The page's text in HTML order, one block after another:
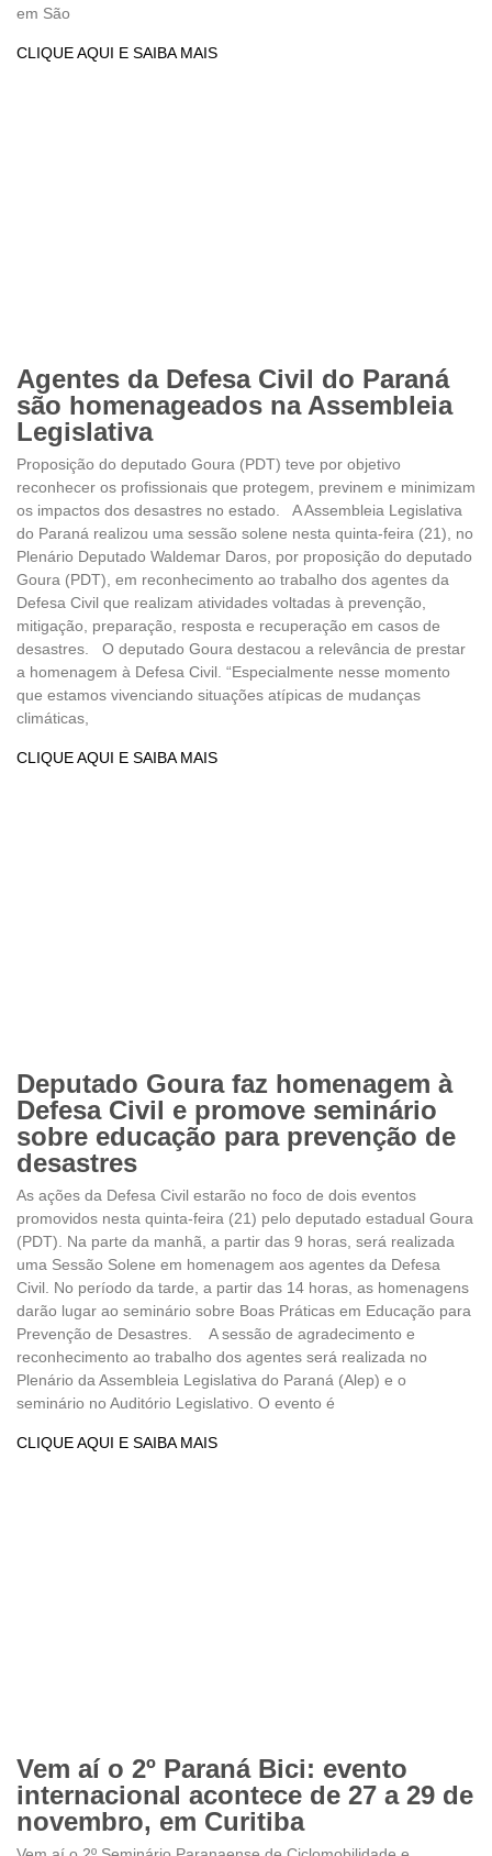
em São
CLIQUE AQUI E SAIBA MAIS
Agentes da Defesa Civil do Paraná
são homenageados na Assembleia
Legislativa
Proposição do deputado Goura (PDT) teve por objetivo
reconhecer os profissionais que protegem, previnem e minimizam
os impactos dos desastres no estado. A Assembleia Legislativa
do Paraná realizou uma sessão solene nesta quinta-feira (21), no
Plenário Deputado Waldemar Daros, por proposição do deputado
Goura (PDT), em reconhecimento ao trabalho dos agentes da
Defesa Civil que realizam atividades voltadas à prevenção,
mitigação, preparação, resposta e recuperação em casos de
desastres. O deputado Goura destacou a relevância de prestar
a homenagem à Defesa Civil. “Especialmente nesse momento
que estamos vivenciando situações atípicas de mudanças
climáticas,
CLIQUE AQUI E SAIBA MAIS
Deputado Goura faz homenagem à
Defesa Civil e promove seminário
sobre educação para prevenção de
desastres
As ações da Defesa Civil estarão no foco de dois eventos
promovidos nesta quinta-feira (21) pelo deputado estadual Goura
(PDT). Na parte da manhã, a partir das 9 horas, será realizada
uma Sessão Solene em homenagem aos agentes da Defesa
Civil. No período da tarde, a partir das 14 horas, as homenagens
darão lugar ao seminário sobre Boas Práticas em Educação para
Prevenção de Desastres. A sessão de agradecimento e
reconhecimento ao trabalho dos agentes será realizada no
Plenário da Assembleia Legislativa do Paraná (Alep) e o
seminário no Auditório Legislativo. O evento é
CLIQUE AQUI E SAIBA MAIS
Vem aí o 2º Paraná Bici: evento
internacional acontece de 27 a 29 de
novembro, em Curitiba